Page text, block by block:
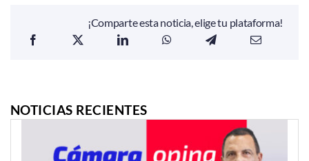
¡Comparte esta noticia, elige tu plataforma!
NOTICIAS RECIENTES